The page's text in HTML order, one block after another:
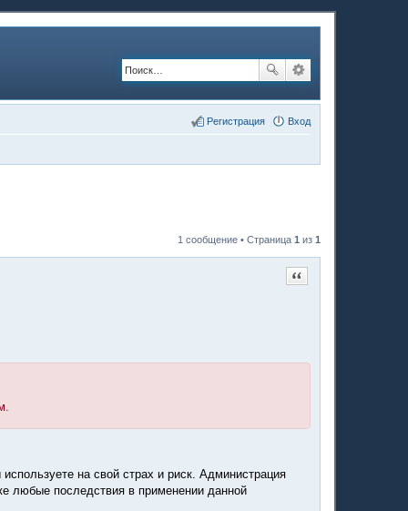
Вход
Регистрация
1 сообщение • Страница 1 из 1
Цитата
на свой страх и риск. Администрация
любые последствия в применении данной